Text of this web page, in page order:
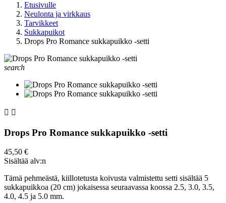
Etusivulle
Neulonta ja virkkaus
Tarvikkeet
Sukkapuikot
Drops Pro Romance sukkapuikko -setti
search
 
Drops Pro Romance sukkapuikko -setti
45,50 €
Sisältää alv:n
Tämä pehmeästä, kiillotetusta koivusta valmistettu setti sisältää 5
sukkapuikkoa (20 cm) jokaisessa seuraavassa koossa 2.5, 3.0, 3.5,
4.0, 4.5 ja 5.0 mm.